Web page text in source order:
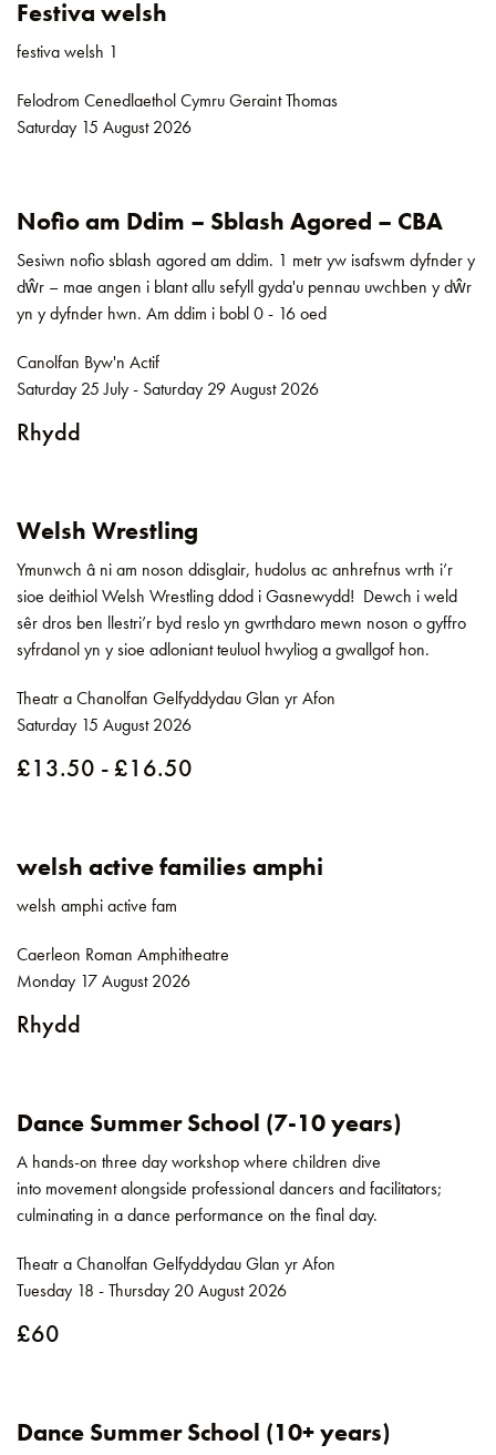
Festiva welsh
festiva welsh 1
Felodrom Cenedlaethol Cymru Geraint Thomas
Saturday 15 August 2026
Nofio am Ddim – Sblash Agored – CBA
Sesiwn nofio sblash agored am ddim. 1 metr yw isafswm dyfnder y
dŵr – mae angen i blant allu sefyll gyda'u pennau uwchben y dŵr
yn y dyfnder hwn. Am ddim i bobl 0 - 16 oed
Canolfan Byw'n Actif
Saturday 25 July - Saturday 29 August 2026
Rhydd
Welsh Wrestling
Ymunwch â ni am noson ddisglair, hudolus ac anhrefnus wrth i’r
sioe deithiol Welsh Wrestling ddod i Gasnewydd! Dewch i weld
sêr dros ben llestri’r byd reslo yn gwrthdaro mewn noson o gyffro
syfrdanol yn y sioe adloniant teuluol hwyliog a gwallgof hon.
Theatr a Chanolfan Gelfyddydau Glan yr Afon
Saturday 15 August 2026
£13.50 - £16.50
welsh active families amphi
welsh amphi active fam
Caerleon Roman Amphitheatre
Monday 17 August 2026
Rhydd
Dance Summer School (7-10 years)
A hands-on three day workshop where children dive
into movement alongside professional dancers and facilitators;
culminating in a dance performance on the final day.
Theatr a Chanolfan Gelfyddydau Glan yr Afon
Tuesday 18 - Thursday 20 August 2026
£60
Dance Summer School (10+ years)